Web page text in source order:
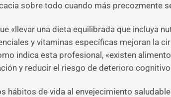
sobre todo cuando más precozmente
«llevar una dieta equilibrada que incluya
y vitaminas específicas mejoran la
indica esta profesional, «existen
y reducir el riesgo de deterioro
de vida al envejecimiento